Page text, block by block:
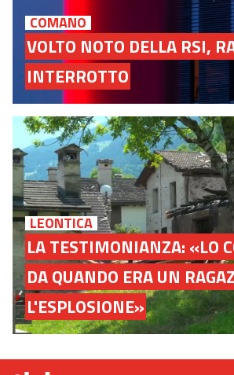
COMANO
VOLTO NOTO DELLA RSI,
INTERROTTO
LEONTICA
LA TESTIMONIANZA: «LO
DA QUANDO ERA UN
L'ESPLOSIONE»